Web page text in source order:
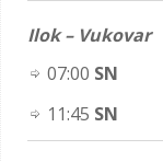
Ilok – Vukovar
07:00 SN
11:45 SN